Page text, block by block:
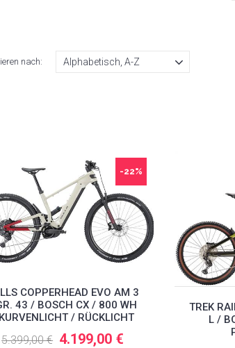
nach:
-22%
COPPERHEAD EVO AM 3
43 / BOSCH CX / 800 WH
/ RÜCKLICHT
5.399,00 € 4.199,00 €
TREK
L /